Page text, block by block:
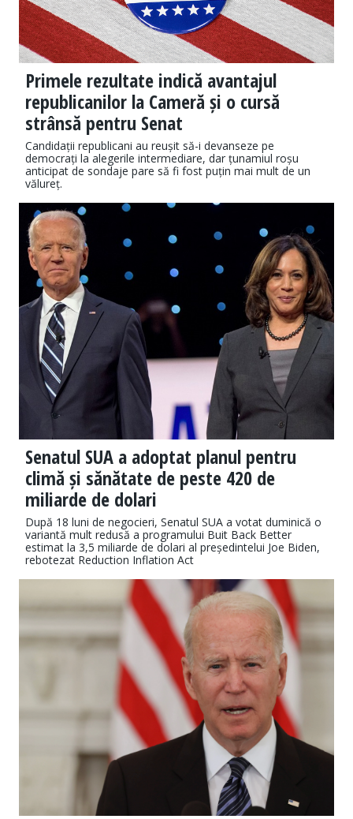
Primele rezultate indică avantajul
republicanilor la Cameră și o cursă
strânsă pentru Senat
Candidații republicani au reușit să-i devanseze pe
democrați la alegerile intermediare, dar țunamiul roșu
anticipat de sondaje pare să fi fost puțin mai mult de un
vălureț.
Senatul SUA a adoptat planul pentru
climă și sănătate de peste 420 de
miliarde de dolari
După 18 luni de negocieri, Senatul SUA a votat duminică o
variantă mult redusă a programului Buit Back Better
estimat la 3,5 miliarde de dolari al președintelui Joe Biden,
rebotezat Reduction Inflation Act